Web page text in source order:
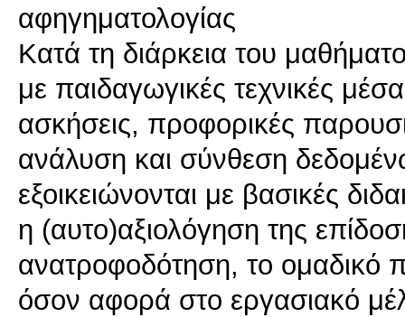
αφηγηματολογίας
Κατά τη διάρκεια του
με παιδαγωγικές τεχνικές
ασκήσεις, προφορικές
ανάλυση και σύνθεση
εξοικειώνονται με βασικές
η (αυτο)αξιολόγηση της
ανατροφοδότηση, το ομαδικό
όσον αφορά στο εργασιακό